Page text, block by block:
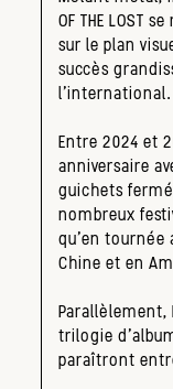
OF THE LOST
sur le plan
succès
l’international.
Entre 2024 et
anniversaire
guichets
nombreux
qu’en tournée
Chine et en
Parallèlement,
trilogie
paraîtront